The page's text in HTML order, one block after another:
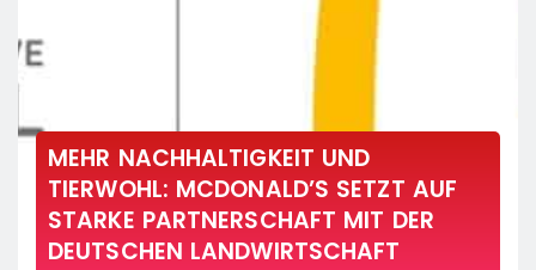
MEHR NACHHALTIGKEIT UND
TIERWOHL: MCDONALD’S SETZT AUF
STARKE PARTNERSCHAFT MIT DER
DEUTSCHEN LANDWIRTSCHAFT